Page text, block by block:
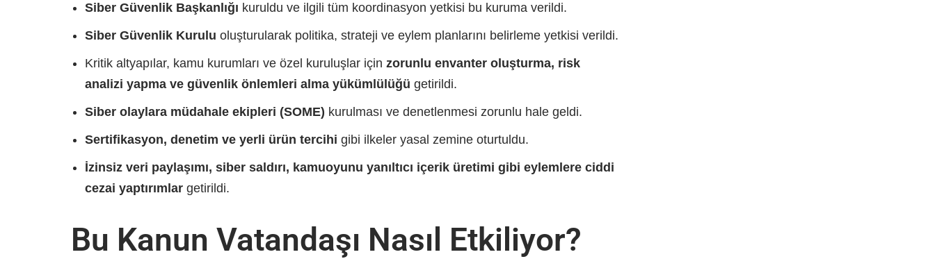
Siber Güvenlik Başkanlığı kuruldu ve ilgili tüm koordinasyon yetkisi bu kuruma verildi.
Siber Güvenlik Kurulu oluşturularak politika, strateji ve eylem planlarını belirleme yetkisi verildi.
Kritik altyapılar, kamu kurumları ve özel kuruluşlar için zorunlu envanter oluşturma, risk
analizi yapma ve güvenlik önlemleri alma yükümlülüğü getirildi.
Siber olaylara müdahale ekipleri (SOME) kurulması ve denetlenmesi zorunlu hale geldi.
Sertifikasyon, denetim ve yerli ürün tercihi gibi ilkeler yasal zemine oturtuldu.
İzinsiz veri paylaşımı, siber saldırı, kamuoyunu yanıltıcı içerik üretimi gibi eylemlere ciddi
cezai yaptırımlar getirildi.
Bu Kanun Vatandaşı Nasıl Etkiliyor?